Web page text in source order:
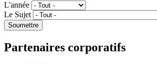
L'année
Le Sujet
Partenaires corporatifs